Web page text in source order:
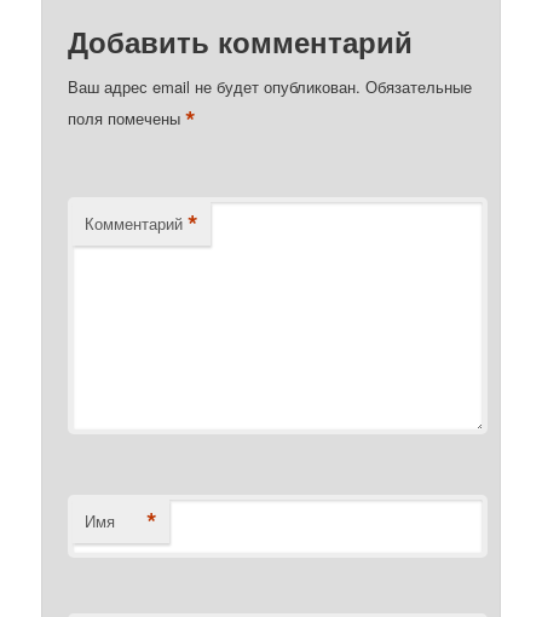
Добавить комментарий
Ваш адрес email не будет опубликован. Обязательные
поля помечены*
Комментарий *
Имя *